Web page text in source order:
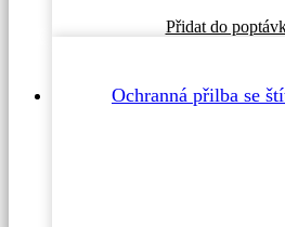
Přidat do
Ochranná přilba se